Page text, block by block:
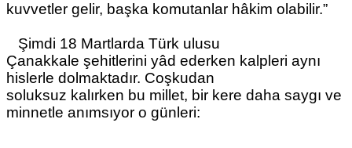
kuvvetler gelir, başka komutanlar hâkim olabilir.”
Şimdi 18 Martlarda Türk ulusu
Çanakkale şehitlerini yâd ederken kalpleri aynı
hislerle dolmaktadır. Coşkudan
soluksuz kalırken bu millet, bir kere daha saygı ve
minnetle anımsıyor o günleri: